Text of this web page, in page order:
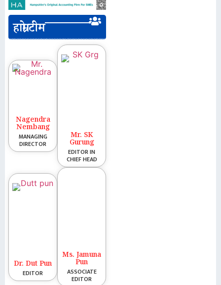
हाम्रो टीम
Nagendra
Nembang
MANAGING
DIRECTOR
Mr. SK
Gurung
EDITOR IN
CHIEF HEAD
Dr. Dut Pun
EDITOR
Ms. Jamuna
Pun
ASSOCIATE
EDITOR